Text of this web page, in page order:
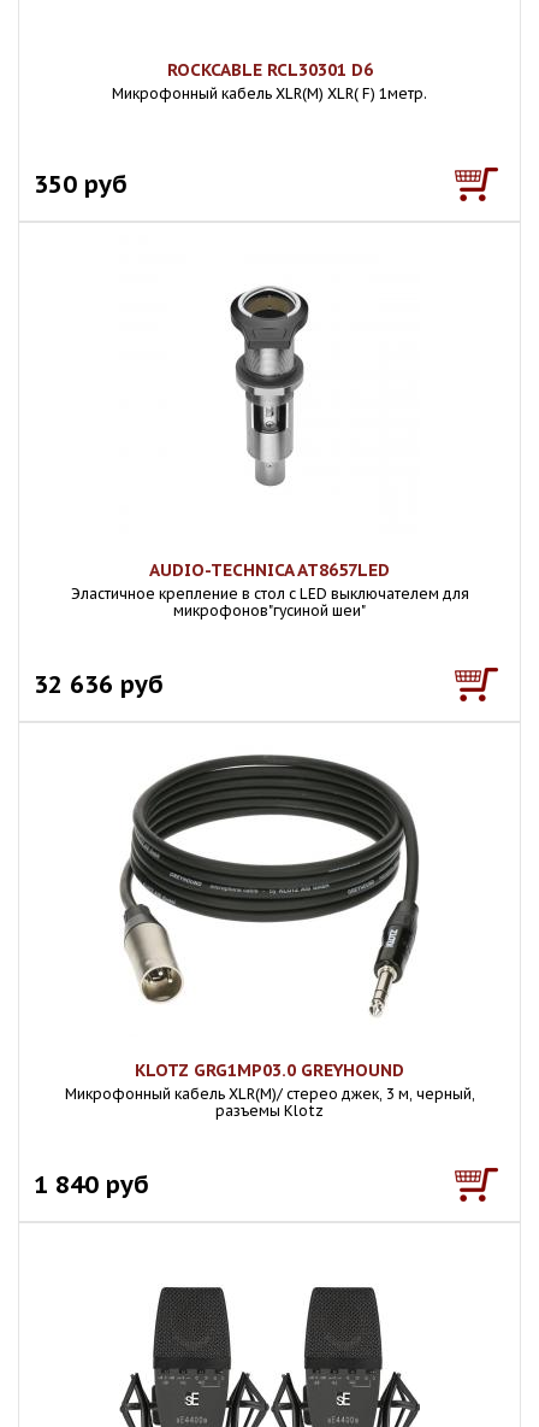
ROCKCABLE RCL30301 D6
Микрофонный кабель XLR(М) XLR( F) 1метр.
350 руб
AUDIO-TECHNICA AT8657LED
Эластичное крепление в стол с LED выключателем для
микрофонов"гусиной шеи"
32 636 руб
KLOTZ GRG1MP03.0 GREYHOUND
Микрофонный кабель XLR(M)/ cтерео джек, 3 м, черный,
разъемы Klotz
1 840 руб